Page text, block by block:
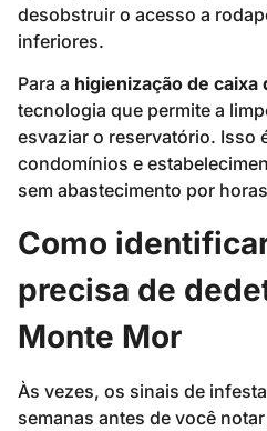
desobstruir o acesso a
inferiores.
Para a higienização de caixa
tecnologia que permite a
esvaziar o reservatório. Isso
condomínios e
sem abastecimento por
Como
precisa de
Monte Mor
Às vezes, os sinais de
semanas antes de você